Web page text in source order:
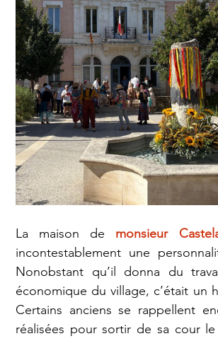
La maison de monsieur
incontestablement une
Nonobstant qu’il donna du
économique du village, c’était un
Certains anciens se rappellent
réalisées pour sortir de sa cour